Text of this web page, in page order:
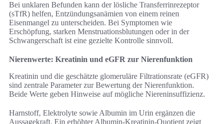
Bei unklaren Befunden kann der lösliche Transferrinrezeptor
(sTfR) helfen, Entzündungsanämien von einem reinen
Eisenmangel zu unterscheiden. Bei Symptomen wie
Erschöpfung, starken Menstruationsblutungen oder in der
Schwangerschaft ist eine gezielte Kontrolle sinnvoll.
Nierenwerte: Kreatinin und eGFR zur Nierenfunktion
Kreatinin und die geschätzte glomeruläre Filtrationsrate (eGFR)
sind zentrale Parameter zur Bewertung der Nierenfunktion.
Beide Werte geben Hinweise auf mögliche Niereninsuffizienz.
Harnstoff, Elektrolyte sowie Albumin im Urin ergänzen die
Aussagekraft. Ein erhöhter Albumin-Kreatinin-Quotient zeigt